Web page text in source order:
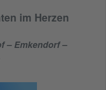
im Herzen
– Emkendorf –